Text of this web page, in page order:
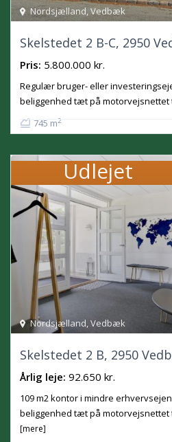
Nordsjælland Vedbæk
Skelstedet 2 B-C, 2950
Pris: 5.800.000 kr.
Regulær bruger- eller
beliggenhed tæt på motorvejsnettet
745 m2
Nordsjælland,Vedbæk
Udlejet
Skelstedet 2 B, 2950
Årlig leje: 92.650 kr.
109 m2 kontor i mindre
beliggenhed tæt på motorvejsnettet
[mere]